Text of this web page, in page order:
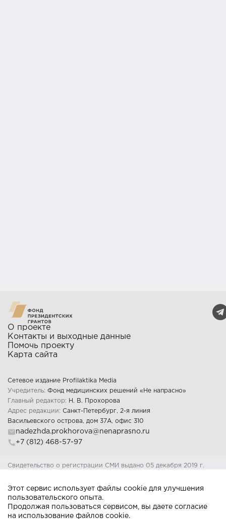
Этот сервис использует файлы cookie для улучшения
пользовательского опыта.
Продолжая пользоваться сервисом, вы даете согласие
на использование файлов cookie.
О проекте
Контакты и выходные данные
Помочь проекту
Карта сайта
Сетевое издание Profilaktika Media
Учредитель: Фонд медицинских решений «Не напрасно»
Главный редактор:
Н. В. Прохорова
Адрес редакции: Санкт-Петербург, 2-я линия
Васильевского острова, дом 37А, офис 310
nadezhda.prokhorova@nenaprasno.ru
+7 (812) 468-57-97
Свидетельство о регистрации СМИ выдано 05 декабря 2019 г.
ФС77-77312